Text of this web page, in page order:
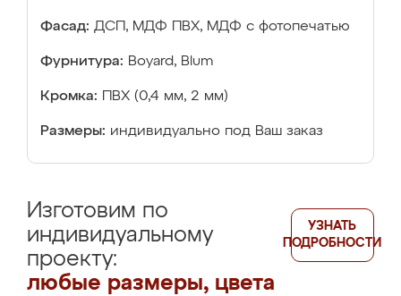
Фасад: ДСП, МДФ ПВХ, МДФ с фотопечатью
Фурнитура: Boyard, Blum
Кромка: ПВХ (0,4 мм, 2 мм)
Размеры: индивидуально под Ваш заказ
Изготовим по
индивидуальному
проекту:
любые размеры, цвета
УЗНАТЬ
ПОДРОБНОСТИ